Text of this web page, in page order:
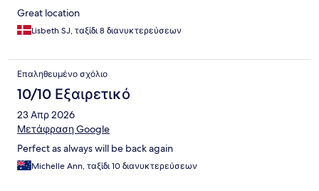
Great location
Lisbeth SJ, ταξίδι 8 διανυκτερεύσεων
Επαληθευμένο σχόλιο
10/10 Εξαιρετικό
23 Απρ 2026
Μετάφραση Google
Perfect as always will be back again
Michelle Ann, ταξίδι 10 διανυκτερεύσεων